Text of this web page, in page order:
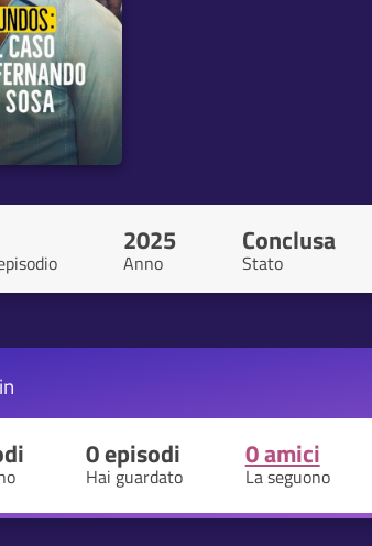
2025
Anno
Conclusa
Stato
0 episodi
Hai guardato
0 amici
La seguono